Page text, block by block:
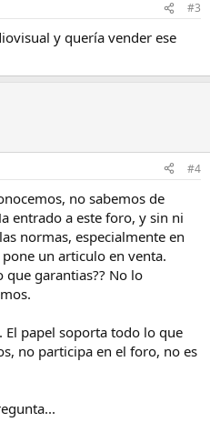
#3
y quería vender ese
#4
no sabemos de
entrado a este foro, y sin ni
normas, especialmente en
un articulo en venta.
que garantias?? No lo
El papel soporta todo lo que
no participa en el foro, no es